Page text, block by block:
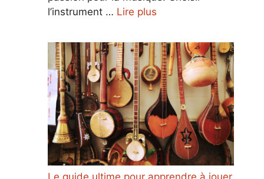
l’instrument … Lire plus